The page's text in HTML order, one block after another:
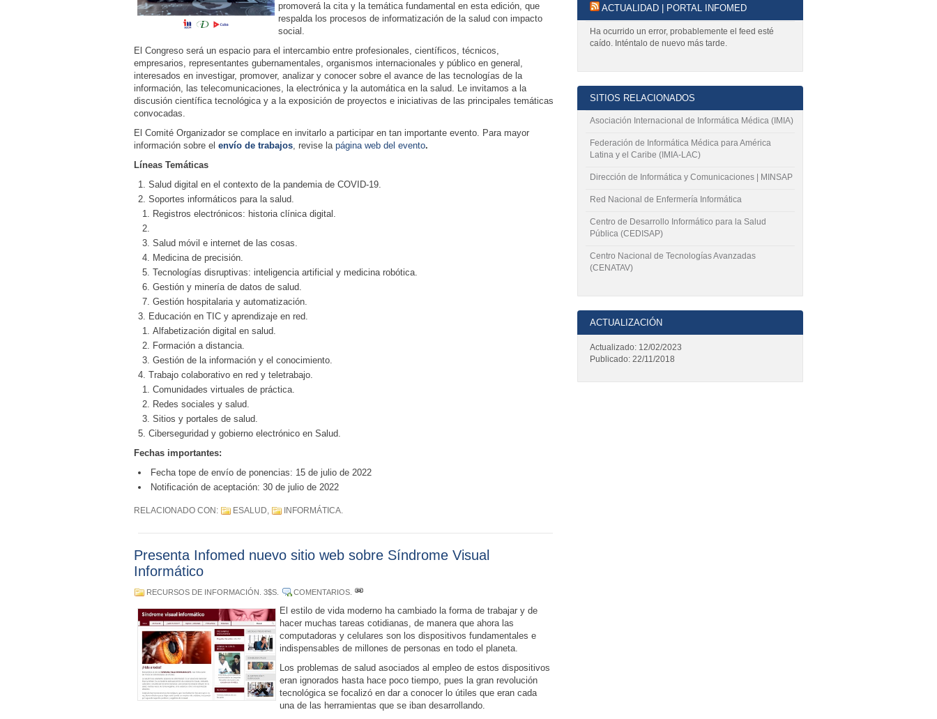
promoverá la cita y la temática fundamental en esta edición, que
respalda los procesos de informatización de la salud con impacto
social.
El Congreso será un espacio para el intercambio entre profesionales, científicos, técnicos,
empresarios, representantes gubernamentales, organismos internacionales y público en general,
interesados en investigar, promover, analizar y conocer sobre el avance de las tecnologías de la
información, las telecomunicaciones, la electrónica y la automática en la salud. Le invitamos a la
discusión científica tecnológica y a la exposición de proyectos e iniciativas de las principales temáticas
convocadas.
El Comité Organizador se complace en invitarlo a participar en tan importante evento. Para mayor
información sobre el envío de trabajos, revise la página web del evento.
Líneas Temáticas
Salud digital en el contexto de la pandemia de COVID-19.
Soportes informáticos para la salud.
Registros electrónicos: historia clínica digital.
Salud móvil e internet de las cosas.
Medicina de precisión.
Tecnologías disruptivas: inteligencia artificial y medicina robótica.
Gestión y minería de datos de salud.
Gestión hospitalaria y automatización.
Educación en TIC y aprendizaje en red.
Alfabetización digital en salud.
Formación a distancia.
Gestión de la información y el conocimiento.
Trabajo colaborativo en red y teletrabajo.
Comunidades virtuales de práctica.
Redes sociales y salud.
Sitios y portales de salud.
Ciberseguridad y gobierno electrónico en Salud.
Fechas importantes:
Fecha tope de envío de ponencias: 15 de julio de 2022
Notificación de aceptación: 30 de julio de 2022
RELACIONADO CON: ESALUD, INFORMÁTICA.
Presenta Infomed nuevo sitio web sobre Síndrome Visual
Informático
RECURSOS DE INFORMACIÓN . 3$S. COMENTARIOS
El estilo de vida moderno ha cambiado la forma de trabajar y de
hacer muchas tareas cotidianas, de manera que ahora las
computadoras y celulares son los dispositivos fundamentales e
indispensables de millones de personas en todo el planeta.
Los problemas de salud asociados al empleo de estos dispositivos
eran ignorados hasta hace poco tiempo, pues la gran revolución
tecnológica se focalizó en dar a conocer lo útiles que eran cada
una de las herramientas que se iban desarrollando.
ACTUALIDAD | PORTAL INFOMED
Ha ocurrido un error, probablemente el feed esté
caído. Inténtalo de nuevo más tarde.
SITIOS RELACIONADOS
Asociación Internacional de Informática Médica (IMIA)
Federación de Informática Médica para América
Latina y el Caribe (IMIA-LAC)
Dirección de Informática y Comunicaciones | MINSAP
Red Nacional de Enfermería Informática
Centro de Desarrollo Informático para la Salud
Pública (CEDISAP)
Centro Nacional de Tecnologías Avanzadas
(CENATAV)
ACTUALIZACIÓN
Actualizado: 12/02/2023
Publicado: 22/11/2018